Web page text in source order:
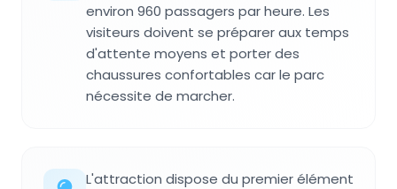
environ 960 passagers par heure. Les
visiteurs doivent se préparer aux temps
d'attente moyens et porter des
chaussures confortables car le parc
nécessite de marcher.
L'attraction dispose du premier élément